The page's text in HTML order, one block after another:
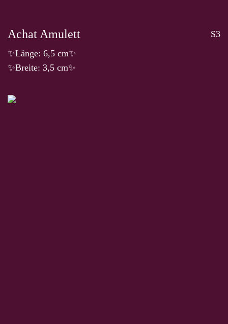
Achat Amulett
S3
✨Länge: 6,5 cm✨
✨Breite: 3,5 cm✨